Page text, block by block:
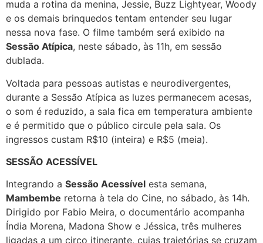
muda a rotina da menina, Jessie, Buzz Lightyear, Woody
e os demais brinquedos tentam entender seu lugar
nessa nova fase. O filme também será exibido na
Sessão Atípica, neste sábado, às 11h, em sessão
dublada.
Voltada para pessoas autistas e neurodivergentes,
durante a Sessão Atípica as luzes permanecem acesas,
o som é reduzido, a sala fica em temperatura ambiente
e é permitido que o público circule pela sala. Os
ingressos custam R$10 (inteira) e R$5 (meia).
SESSÃO ACESSÍVEL
Integrando a Sessão Acessível esta semana,
Mambembe retorna à tela do Cine, no sábado, às 14h.
Dirigido por Fabio Meira, o documentário acompanha
Índia Morena, Madona Show e Jéssica, três mulheres
ligadas a um circo itinerante, cujas trajetórias se cruzam